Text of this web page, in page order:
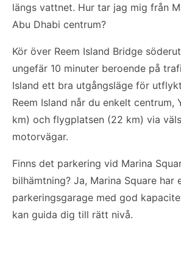
längs vattnet. Hur tar jag mig från
Abu Dhabi centrum?
Kör över Reem Island Bridge
ungefär 10 minuter beroende på
Island ett bra utgångsläge för
Reem Island når du enkelt centrum,
km) och flygplatsen (22 km) via
motorvägar.
Finns det parkering vid Marina
bilhämtning? Ja, Marina Square har
parkeringsgarage med god
kan guida dig till rätt nivå.